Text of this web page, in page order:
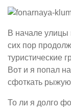
В начале улицы
сих пор
туристические
Вот и я попал
сфоткать
То ли я долго